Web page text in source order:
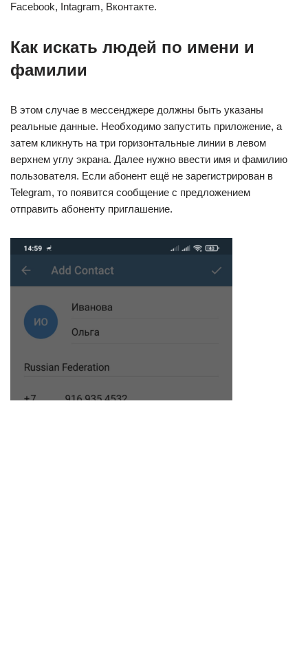
Facebook, Intagram, Вконтакте.
Как искать людей по имени и
фамилии
В этом случае в мессенджере должны быть указаны
реальные данные. Необходимо запустить приложение, а
затем кликнуть на три горизонтальные линии в левом
верхнем углу экрана. Далее нужно ввести имя и фамилию
пользователя. Если абонент ещё не зарегистрирован в
Telegram, то появится сообщение с предложением
отправить абоненту приглашение.